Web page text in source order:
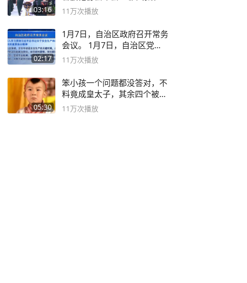
03:16
二团
11万次播放
02:17
1月7日，自治区政府召开常务
会议。 1月7日，自治区党委
副书记
11万次播放
05:30
笨小孩一个问题都没答对，不
料竟成皇太子，其余四个被处
死
11万次播放